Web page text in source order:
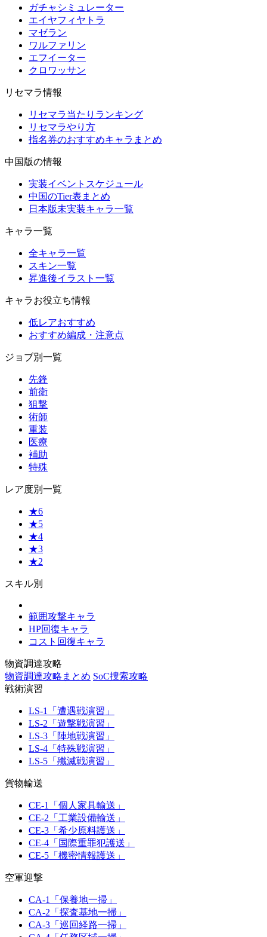
ガチャシミュレーター
エイヤフィヤトラ
マゼラン
ワルファリン
エフイーター
クロワッサン
リセマラ情報
リセマラ当たりランキング
リセマラやり方
指名券のおすすめキャラまとめ
中国版の情報
実装イベントスケジュール
中国のTier表まとめ
日本版未実装キャラ一覧
キャラ一覧
全キャラ一覧
スキン一覧
昇進後イラスト一覧
キャラお役立ち情報
低レアおすすめ
おすすめ編成・注意点
ジョブ別一覧
先鋒
前衛
狙撃
術師
重装
医療
補助
特殊
レア度別一覧
★6
★5
★4
★3
★2
スキル別
範囲攻撃キャラ
HP回復キャラ
コスト回復キャラ
物資調達攻略
物資調達攻略まとめ SoC捜索攻略
戦術演習
LS-1「遭遇戦演習」
LS-2「遊撃戦演習」
LS-3「陣地戦演習」
LS-4「特殊戦演習」
LS-5「殲滅戦演習」
貨物輸送
CE-1「個人家具輸送」
CE-2「工業設備輸送」
CE-3「希少原料護送」
CE-4「国際重罪犯護送」
CE-5「機密情報護送」
空軍迎撃
CA-1「保養地一掃」
CA-2「探査基地一掃」
CA-3「巡回経路一掃」